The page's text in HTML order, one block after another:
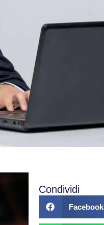
Condividi
Facebook